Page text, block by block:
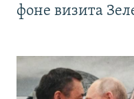
фоне визита